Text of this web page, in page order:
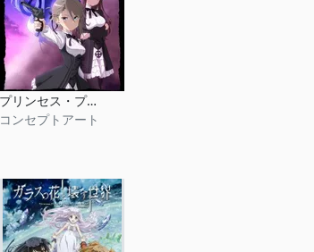
プリンセス・プリンシパル
コンセプトアート